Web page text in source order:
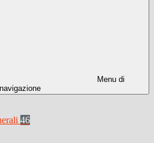
Menu di
navigazione
46